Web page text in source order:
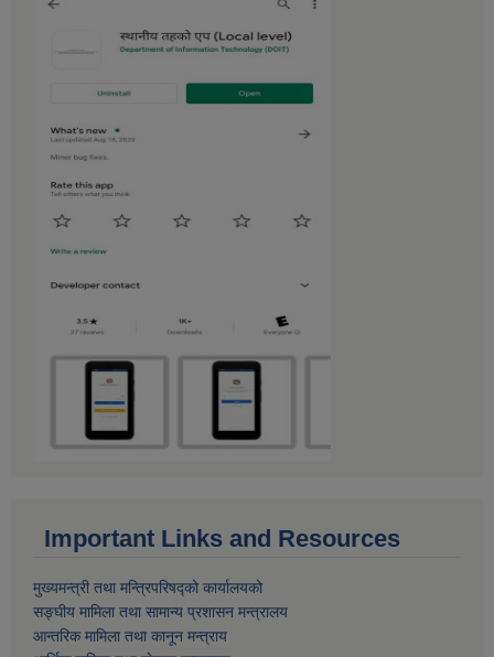
Important Links and Resources
मुख्यमन्त्री तथा मन्त्रिपरिषद्को कार्यालयको
सङ्घीय मामिला तथा सामान्य प्रशासन मन्त्रालय
आन्तरिक मामिला तथा कानून मन्त्राय